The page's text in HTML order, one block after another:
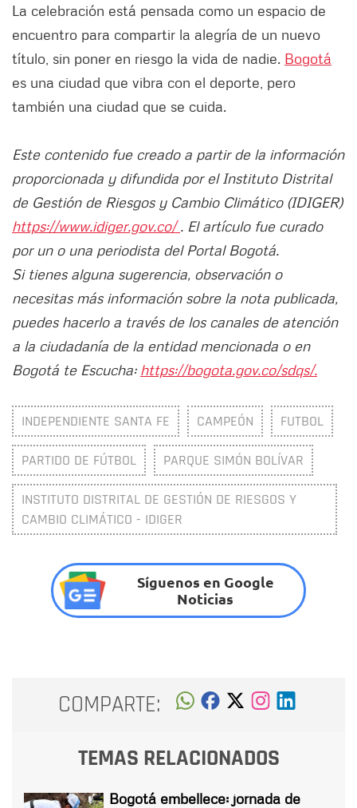
La celebración está pensada como un espacio de
encuentro para compartir la alegría de un nuevo
título, sin poner en riesgo la vida de nadie. Bogotá
es una ciudad que vibra con el deporte, pero
también una ciudad que se cuida.
Este contenido fue creado a partir de la información
proporcionada y difundida por el Instituto Distrital
de Gestión de Riesgos y Cambio Climático (IDIGER)
https://www.idiger.gov.co/. El artículo fue curado
por un o una periodista del Portal Bogotá.
Si tienes alguna sugerencia, observación o
necesitas más información sobre la nota publicada,
puedes hacerlo a través de los canales de atención
a la ciudadanía de la entidad mencionada o en
Bogotá te Escucha: https://bogota.gov.co/sdqs/.
INDEPENDIENTE SANTA FE CAMPEÓN FUTBOL
PARTIDO DE FÚTBOL PARQUE SIMÓN BOLÍVAR
INSTITUTO DISTRITAL DE GESTIÓN DE RIESGOS Y
CAMBIO CLIMÁTICO - IDIGER
Síguenos en Google
Noticias
COMPARTE:
TEMAS RELACIONADOS
Bogotá embellece: jornada de